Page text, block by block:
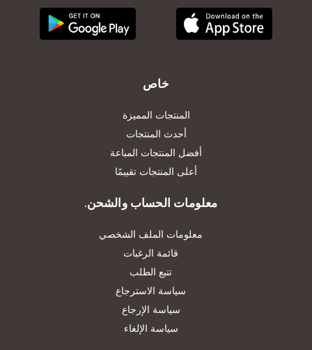
خاص
المنتجات المميزة
أحدث المنتجات
أفضل المنتجات المباعة
أعلى المنتجات تقييمًا
معلومات الحساب والشحن.
معلومات الملف الشخصي
قائمة الرغبات
تتبع الطلب
سياسة الاسترجاع
سياسة الإرجاع
سياسة الإلغاء